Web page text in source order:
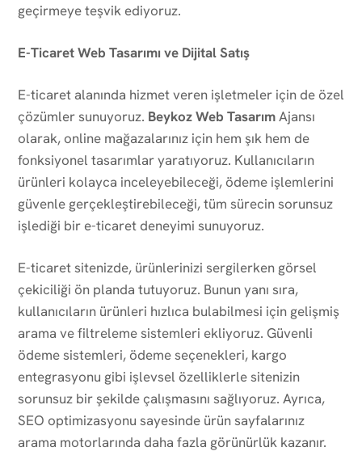
geçirmeye teşvik ediyoruz.
E-Ticaret Web Tasarımı ve Dijital Satış
E-ticaret alanında hizmet veren işletmeler için de özel
çözümler sunuyoruz. Beykoz Web TasarımAjansı
olarak, online mağazalarınız için hem şık hem de
fonksiyonel tasarımlar yaratıyoruz. Kullanıcıların
ürünleri kolayca inceleyebileceği, ödeme işlemlerini
güvenle gerçekleştirebileceği, tüm sürecin sorunsuz
işlediği bir e-ticaret deneyimi sunuyoruz.
E-ticaret sitenizde, ürünlerinizi sergilerken görsel
çekiciliği ön planda tutuyoruz. Bunun yanı sıra,
kullanıcıların ürünleri hızlıca bulabilmesi için gelişmiş
arama ve filtreleme sistemleri ekliyoruz. Güvenli
ödeme sistemleri, ödeme seçenekleri, kargo
entegrasyonu gibi işlevsel özelliklerle sitenizin
sorunsuz bir şekilde çalışmasını sağlıyoruz. Ayrıca,
SEO optimizasyonu sayesinde ürün sayfalarınız
arama motorlarında daha fazla görünürlük kazanır.